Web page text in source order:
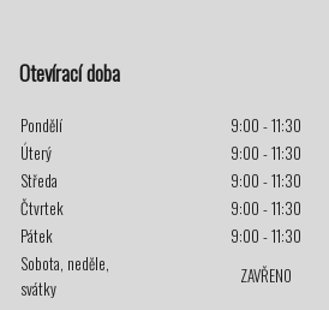
Otevírací doba
Pondělí 9:00 - 11:30
Úterý
9:00 - 11:30
Středa
9:00 - 11:30
Čtvrtek
9:00 - 11:30
Pátek
9:00 - 11:30
Sobota, neděle,
svátky
ZAVŘENO